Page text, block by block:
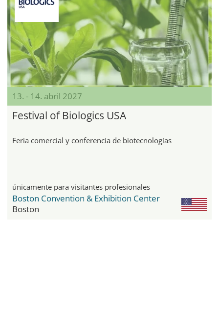
13. - 14. abril 2027
Festival of Biologics USA
Feria comercial y conferencia de biotecnologías
únicamente para visitantes profesionales
Boston Convention & Exhibition Center
Boston